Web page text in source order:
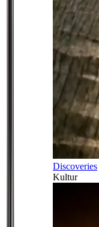
Discoveries
Kultur